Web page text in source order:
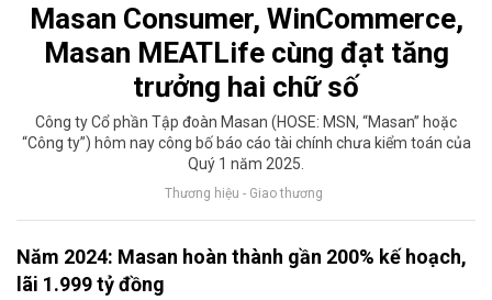
Masan Consumer, WinCommerce,
Masan MEATLife cùng đạt tăng
trưởng hai chữ số
Công ty Cổ phần Tập đoàn Masan (HOSE: MSN, “Masan” hoặc
“Công ty”) hôm nay công bố báo cáo tài chính chưa kiểm toán của
Quý 1 năm 2025.
Thương hiệu - Giao thương
Năm 2024: Masan hoàn thành gần 200% kế hoạch,
lãi 1.999 tỷ đồng